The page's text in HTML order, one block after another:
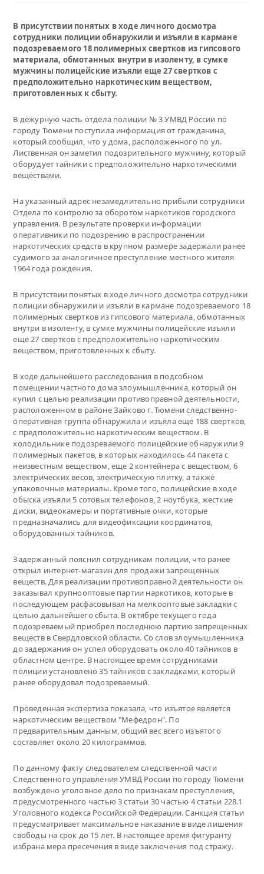
В присутствии понятых в ходе личного досмотра
сотрудники полиции обнаружили и изъяли в кармане
подозреваемого 18 полимерных свертков из гипсового
материала, обмотанных внутри в изоленту, в сумке
мужчины полицейские изъяли еще 27 свертков с
предположительно наркотическим веществом,
приготовленных к сбыту.
В дежурную часть отдела полиции № 3 УМВД России по
городу Тюмени поступила информация от гражданина,
который сообщил, что у дома, расположенного по ул.
Лиственная он заметил подозрительного мужчину, который
оборудует тайники с предположительно наркотическими
веществами.
На указанный адрес незамедлительно прибыли сотрудники
Отдела по контролю за оборотом наркотиков городского
управления. В результате проверки информации
оперативники по подозрению в распространении
наркотических средств в крупном размере задержали ранее
судимого за аналогичное преступление местного жителя
1964 года рождения.
В присутствии понятых в ходе личного досмотра сотрудники
полиции обнаружили и изъяли в кармане подозреваемого 18
полимерных свертков из гипсового материала, обмотанных
внутри в изоленту, в сумке мужчины полицейские изъяли
еще 27 свертков с предположительно наркотическим
веществом, приготовленных к сбыту.
В ходе дальнейшего расследования в подсобном
помещении частного дома злоумышленника, который он
купил с целью реализации противоправной деятельности,
расположенном в районе Зайково г. Тюмени следственно-
оперативная группа обнаружила и изъяла еще 188 свертков,
с предположительно наркотическим веществом. В
холодильнике подозреваемого полицейские обнаружили 9
полимерных пакетов, в которых находилось 44 пакета с
неизвестным веществом, еще 2 контейнера с веществом, 6
электрических весов, электрическую плитку, а также
упаковочные материалы. Кроме того, полицейские в ходе
обыска изъяли 5 сотовых телефонов, 2 ноутбука, жесткие
диски, видеокамеры и портативные очки, которые
предназначались для видеофиксации координатов,
оборудованных тайников.
Задержанный пояснил сотрудникам полиции, что ранее
открыл интернет-магазин для продажи запрещенных
веществ. Для реализации противоправной деятельности он
заказывал крупнооптовые партии наркотиков, которые в
последующем расфасовывал на мелкооптовые закладки с
целью дальнейшего сбыта. В октябре текущего года
подозреваемый приобрел последнюю партию запрещенных
веществ в Свердловской области. Со слов злоумышленника
до задержания он успел оборудовать около 40 тайников в
областном центре. В настоящее время сотрудниками
полиции установлено 35 тайников с закладками, который
ранее оборудовал подозреваемый.
Проведенная экспертиза показала, что изъятое является
наркотическим веществом "Мефедрон". По
предварительным данным, общий вес всего изъятого
составляет около 20 килограммов.
По данному факту следователем следственной части
Следственного управления УМВД России по городу Тюмени
возбуждено уголовное дело по признакам преступления,
предусмотренного частью 3 статьи 30 частью 4 статьи 228.1
Уголовного кодекса Российской Федерации. Санкция статьи
предусматривает максимальное наказание в виде лишения
свободы на срок до 15 лет. В настоящее время фигуранту
избрана мера пресечения в виде заключения под стражу.